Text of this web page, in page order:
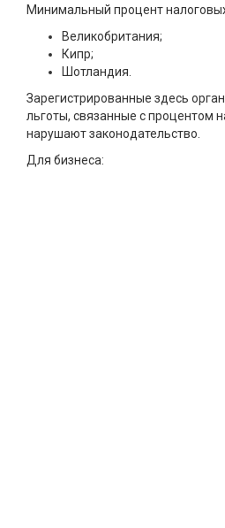
Минимальный процент
Великобритания;
Кипр;
Шотландия.
Зарегистрированные здесь
льготы, связанные с процентом
нарушают законодательство.
Для бизнеса: